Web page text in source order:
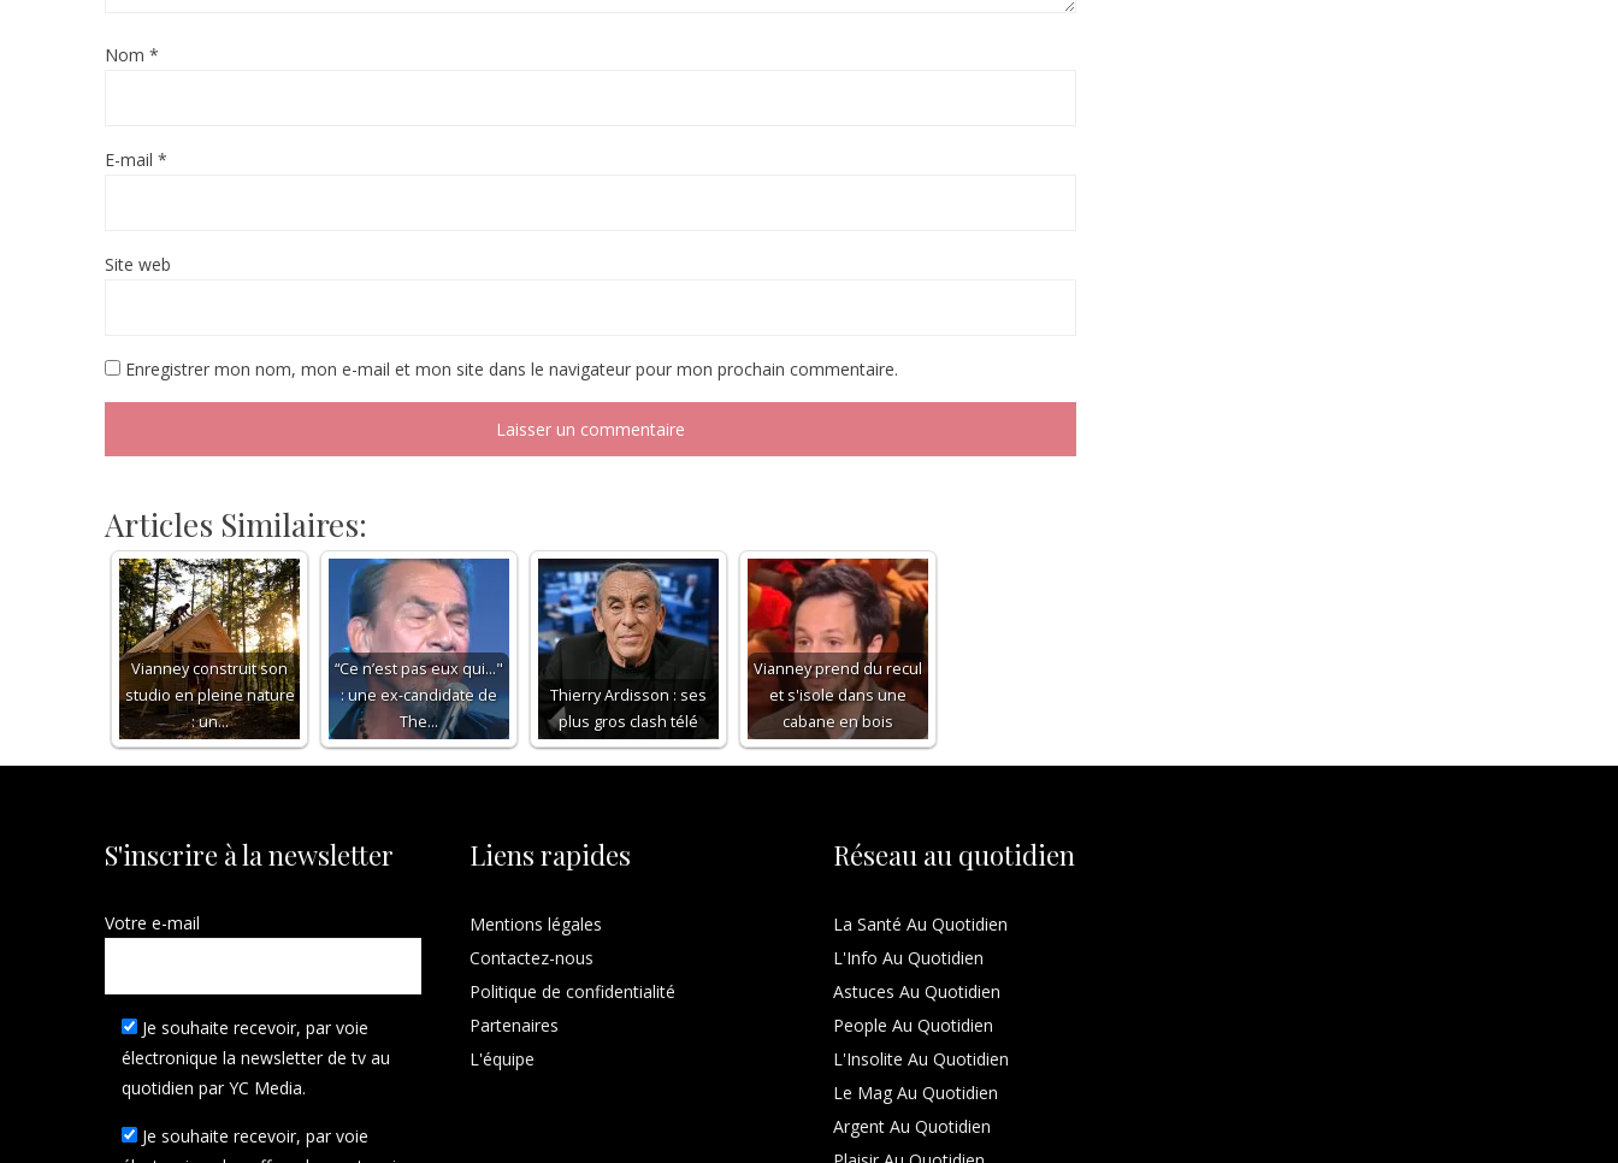
Nom *
E-mail *
Site web
Enregistrer mon nom, mon e-mail et mon site dans le navigateur pour mon prochain commentaire.
Articles Similaires:
Vianney construit son
studio en pleine nature
: un…
“Ce n’est pas eux qui..."
: une ex-candidate de
The…
Thierry Ardisson : ses
plus gros clash télé
Vianney prend du recul
et s'isole dans une
cabane en bois
S'inscrire à la newsletter
Votre e-mail
Je souhaite recevoir, par voie
électronique la newsletter de tv au
quotidien par YC Media.
Je souhaite recevoir, par voie
Liens rapides
Mentions légales
Contactez-nous
Politique de confidentialité
Partenaires
L'équipe
Réseau au quotidien
La Santé Au Quotidien
L'Info Au Quotidien
Astuces Au Quotidien
People Au Quotidien
L'Insolite Au Quotidien
Le Mag Au Quotidien
Argent Au Quotidien